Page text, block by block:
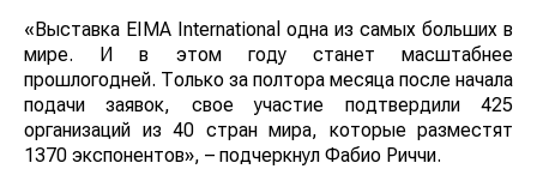
«Выставка EIMA International одна из самых больших
в мире. И в этом году станет масштабнее
прошлогодней. Только за полтора месяца после
начала подачи заявок, свое участие подтвердили 425
организаций из 40 стран мира, которые разместят